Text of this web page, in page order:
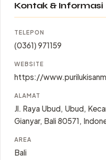
Kontak & Informasi
TELEPON
(0361) 971159
WEBSITE
https://
ALAMAT
Jl. Raya Ubud, Ubud,
Gianyar, Bali 80571,
AREA
Bali